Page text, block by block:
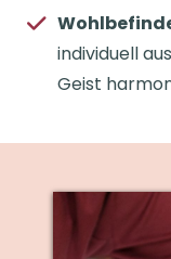
individuell
Geist